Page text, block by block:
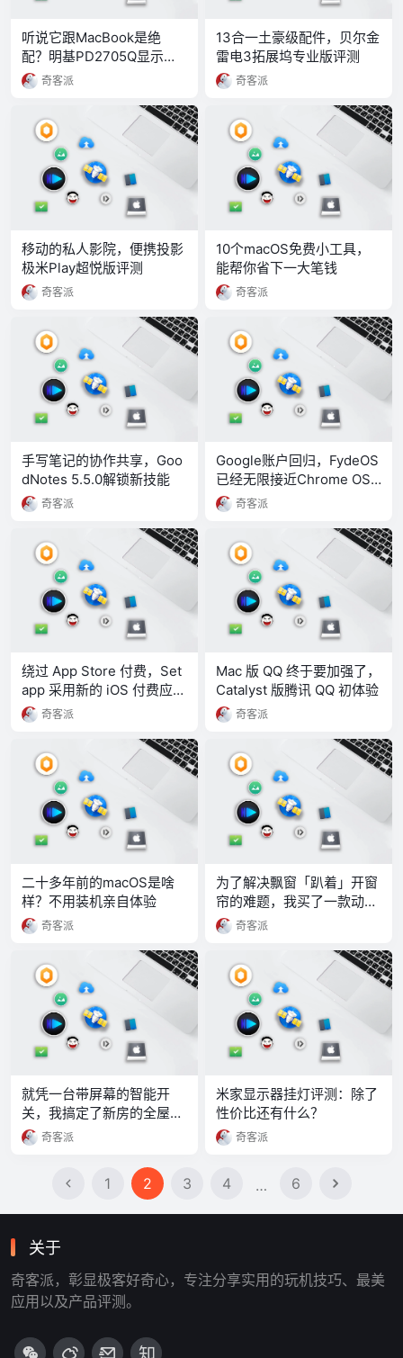
听说它跟MacBook是绝
配？明基PD2705Q显示器
评测奇客派
13合一土豪级配件，贝尔金
雷电3拓展坞专业版评测
奇客派
移动的私人影院，便携投影
极米Play超悦版评测
奇客派
10个macOS免费小工具，
能帮你省下一大笔钱
奇客派
手写笔记的协作共享，Goo
dNotes 5.5.0解锁新技能
奇客派
Google账户回归，FydeOS
已经无限接近Chrome OS
了 奇客派
绕过 App Store 付费，Set
app 采用新的 iOS 付费应用
解锁策略
奇客派
Mac 版 QQ 终于要加强了，
Catalyst 版腾讯 QQ 初体验
奇客派
二十多年前的macOS是啥
样？不用装机亲自体验
奇客派
为了解决飘窗「趴着」开窗
帘的难题，我买了一款动嘴
就能开合的智能窗帘
奇客派
就凭一台带屏幕的智能开
关，我搞定了新房的全屋智
能 奇客派
米家显示器挂灯评测：除了
性价比还有什么？
奇客派
1 2 3 4 … 6
关于
奇客派，彰显极客好奇心，专注分享实用的玩机技巧、最美
应用以及产品评测。